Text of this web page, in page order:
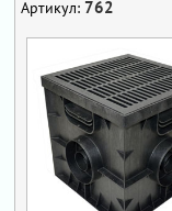
Артикул: 762